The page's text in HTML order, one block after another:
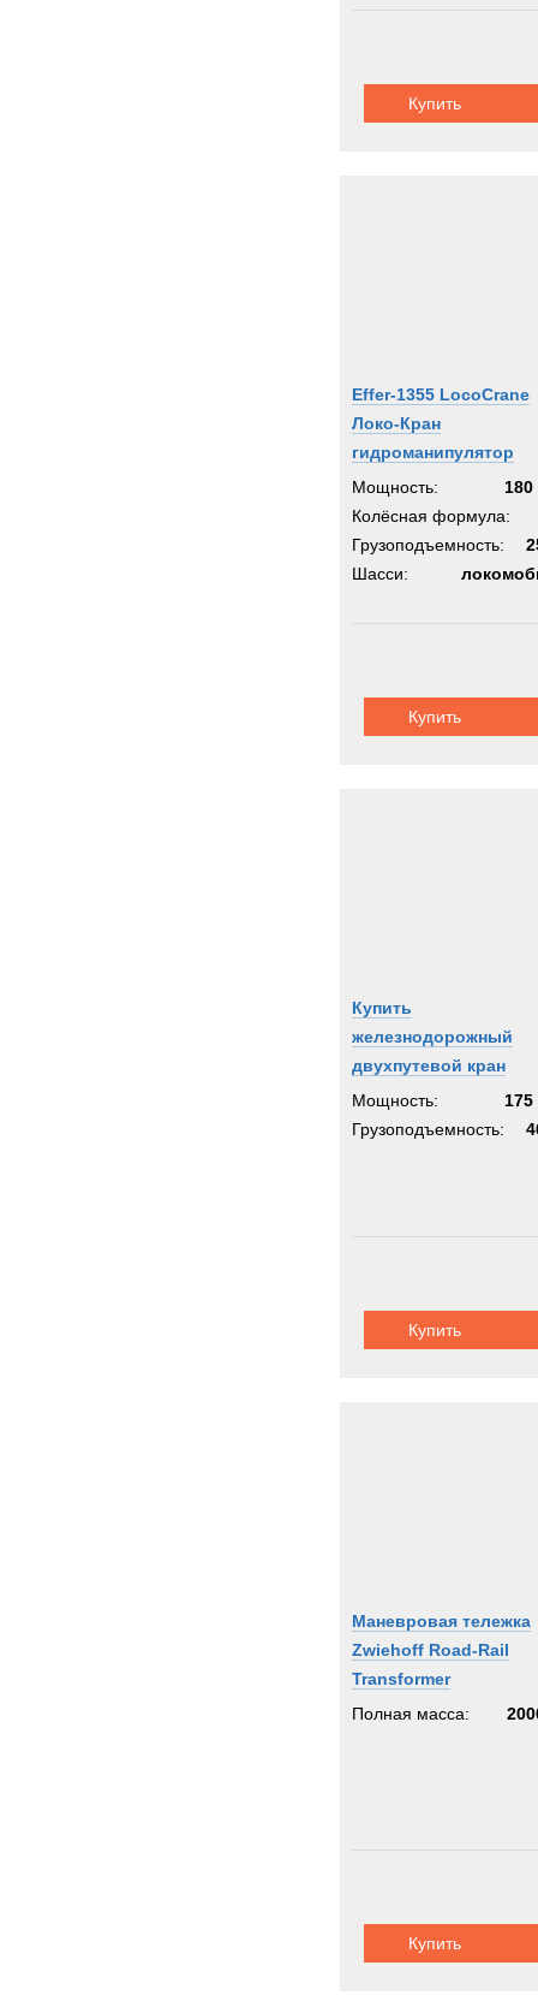
Купить
Effer-1355 LocoCrane
Локо-Кран
гидроманипулятор
Мощность:
180
Колёсная формула:
Грузоподъемность:
Шасси:
Купить
Купить
железнодорожный
двухпутевой кран
Мощность:
175
Грузоподъемность:
Купить
Маневровая тележка
Zwiehoff Road-Rail
Transformer
Полная масса:
Купить